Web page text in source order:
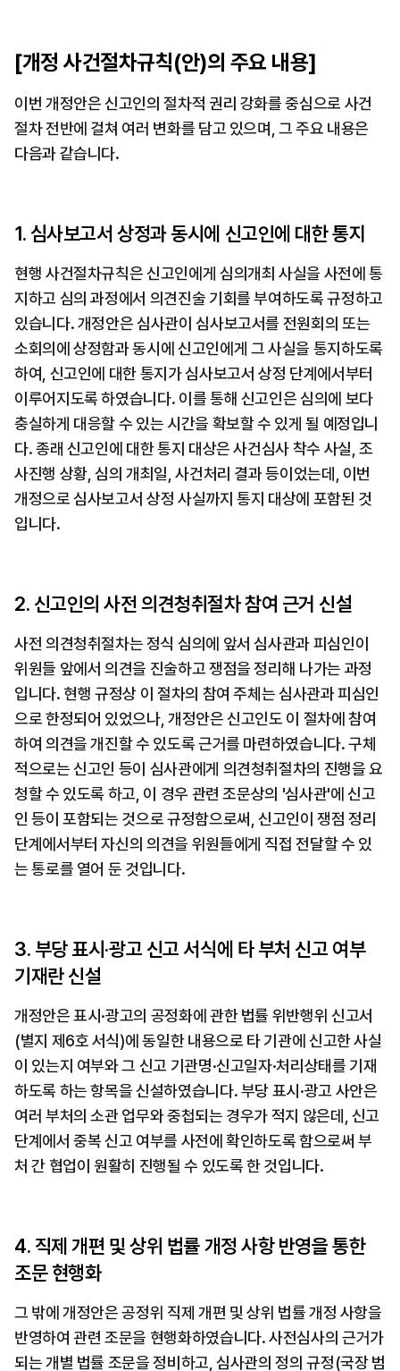
[개정 사건절차규칙(안)의 주요 내용]
이번 개정안은 신고인의 절차적 권리 강화를 중심으로 사건
절차 전반에 걸쳐 여러 변화를 담고 있으며, 그 주요 내용은
다음과 같습니다.
1. 심사보고서 상정과 동시에 신고인에 대한 통지
현행 사건절차규칙은 신고인에게 심의개최 사실을 사전에 통
지하고 심의 과정에서 의견진술 기회를 부여하도록 규정하고
있습니다. 개정안은 심사관이 심사보고서를 전원회의 또는
소회의에 상정함과 동시에 신고인에게 그 사실을 통지하도록
하여, 신고인에 대한 통지가 심사보고서 상정 단계에서부터
이루어지도록 하였습니다. 이를 통해 신고인은 심의에 보다
충실하게 대응할 수 있는 시간을 확보할 수 있게 될 예정입니
다. 종래 신고인에 대한 통지 대상은 사건심사 착수 사실, 조
사진행 상황, 심의 개최일, 사건처리 결과 등이었는데, 이번
개정으로 심사보고서 상정 사실까지 통지 대상에 포함된 것
입니다.
2. 신고인의 사전 의견청취절차 참여 근거 신설
사전 의견청취절차는 정식 심의에 앞서 심사관과 피심인이
위원들 앞에서 의견을 진술하고 쟁점을 정리해 나가는 과정
입니다. 현행 규정상 이 절차의 참여 주체는 심사관과 피심인
으로 한정되어 있었으나, 개정안은 신고인도 이 절차에 참여
하여 의견을 개진할 수 있도록 근거를 마련하였습니다. 구체
적으로는 신고인 등이 심사관에게 의견청취절차의 진행을 요
청할 수 있도록 하고, 이 경우 관련 조문상의 '심사관'에 신고
인 등이 포함되는 것으로 규정함으로써, 신고인이 쟁점 정리
단계에서부터 자신의 의견을 위원들에게 직접 전달할 수 있
는 통로를 열어 둔 것입니다.
3. 부당 표시·광고 신고 서식에 타 부처 신고 여부
기재란 신설
개정안은 표시·광고의 공정화에 관한 법률 위반행위 신고서
(별지 제6호 서식)에 동일한 내용으로 타 기관에 신고한 사실
이 있는지 여부와 그 신고 기관명·신고일자·처리상태를 기재
하도록 하는 항목을 신설하였습니다. 부당 표시·광고 사안은
여러 부처의 소관 업무와 중첩되는 경우가 적지 않은데, 신고
단계에서 중복 신고 여부를 사전에 확인하도록 함으로써 부
처 간 협업이 원활히 진행될 수 있도록 한 것입니다.
4. 직제 개편 및 상위 법률 개정 사항 반영을 통한
조문 현행화
그 밖에 개정안은 공정위 직제 개편 및 상위 법률 개정 사항을
반영하여 관련 조문을 현행화하였습니다. 사전심사의 근거가
되는 개별 법률 조문을 정비하고, 심사관의 정의 규정(국장 범